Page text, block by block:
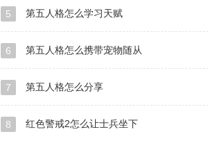
5 第五人格怎么学习天赋
6 第五人格怎么携带宠物随从
7 第五人格怎么分享
8 红色警戒2怎么让士兵坐下